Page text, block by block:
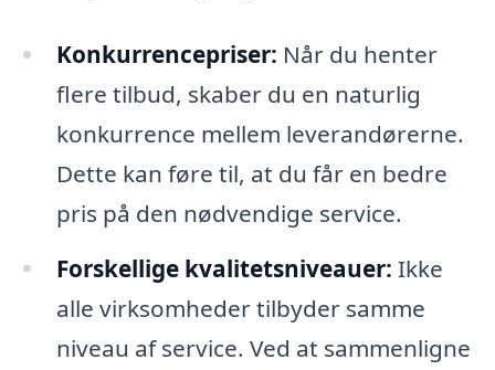
Konkurrencepriser: Når du henter
flere tilbud, skaber du en naturlig
konkurrence mellem leverandørerne.
Dette kan føre til, at du får en bedre
pris på den nødvendige service.
Forskellige kvalitetsniveauer: Ikke
alle virksomheder tilbyder samme
niveau af service. Ved at sammenligne